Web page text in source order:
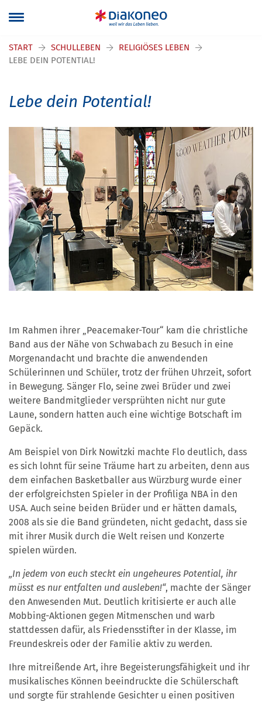
START SCHULLEBEN
RELIGIÖSES LEBEN
LEBE DEIN POTENTIAL!
Lebe dein Potential!
Im Rahmen ihrer „Peacemaker-Tour“ kam die christliche
Band aus der Nähe von Schwabach zu Besuch in eine
Morgenandacht und brachte die anwendenden
Schülerinnen und Schüler, trotz der frühen Uhrzeit, sofort
in Bewegung. Sänger Flo, seine zwei Brüder und zwei
weitere Bandmitglieder versprühten nicht nur gute
Laune, sondern hatten auch eine wichtige Botschaft im
Gepäck.
Am Beispiel von Dirk Nowitzki machte Flo deutlich, dass
es sich lohnt für seine Träume hart zu arbeiten, denn aus
dem einfachen Basketballer aus Würzburg wurde einer
der erfolgreichsten Spieler in der Profiliga NBA in den
USA. Auch seine beiden Brüder und er hätten damals,
2008 als sie die Band gründeten, nicht gedacht, dass sie
mit ihrer Musik durch die Welt reisen und Konzerte
spielen würden.
„In jedem von euch steckt ein ungeheures Potential, ihr
müsst es nur entfalten und ausleben!“, machte der Sänger
den Anwesenden Mut. Deutlich kritisierte er auch alle
Mobbing-Aktionen gegen Mitmenschen und warb
stattdessen dafür, als Friedensstifter in der Klasse, im
Freundeskreis oder der Familie aktiv zu werden.
Ihre mitreißende Art, ihre Begeisterungsfähigkeit und ihr
musikalisches Können beeindruckte die Schülerschaft
und sorgte für strahlende Gesichter u einen positiven